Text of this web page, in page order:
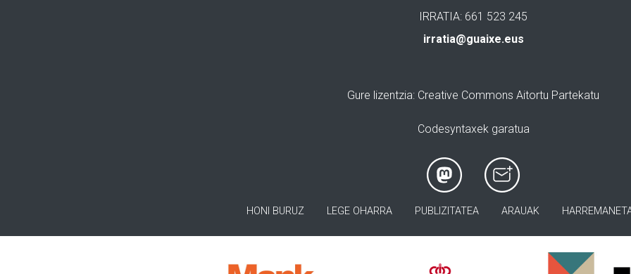
IRRATIA: 661 523 245
irratia@guaixe.eus
Gure lizentzia: Creative Commons Aitortu Partekatu
Codesyntaxek garatua
HONI BURUZ LEGE OHARRA PUBLIZITATEA ARAUAK